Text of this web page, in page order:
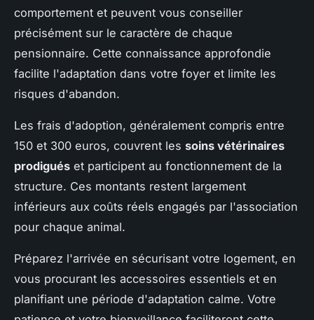
comportement et peuvent vous conseiller
précisément sur le caractère de chaque
pensionnaire. Cette connaissance approfondie
facilite l'adaptation dans votre foyer et limite les
risques d'abandon.
Les frais d'adoption, généralement compris entre
150 et 300 euros, couvrent les soins vétérinaires
prodigués et participent au fonctionnement de la
structure. Ces montants restent largement
inférieurs aux coûts réels engagés par l'association
pour chaque animal.
Préparez l'arrivée en sécurisant votre logement, en
vous procurant les accessoires essentiels et en
planifiant une période d'adaptation calme. Votre